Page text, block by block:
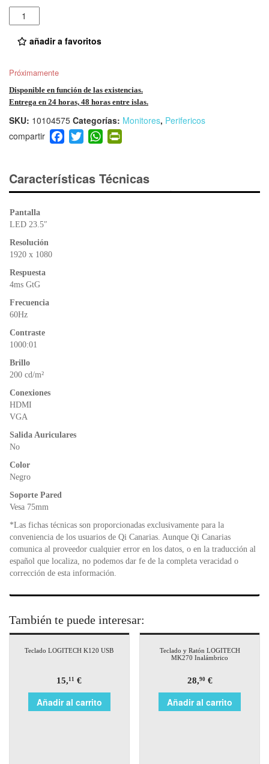
Cantidad
añadir a favoritos
Próximamente
Disponible en función de las existencias.
Entrega en 24 horas, 48 horas entre islas.
SKU: 10104575 Categorías: Monitores, Perifericos
F
a
e
b
T
wi
er
W
h
s
A
ri
e
Características Técnicas
Pantalla
LED 23.5″
Resolución
1920 x 1080
Respuesta
4ms GtG
Frecuencia
60Hz
Contraste
1000:01
Brillo
200 cd/m²
Conexiones
HDMI
VGA
Salida Auriculares
No
Color
Negro
Soporte Pared
Vesa 75mm
*Las fichas técnicas son proporcionadas exclusivamente para la
conveniencia de los usuarios de Qi Canarias. Aunque Qi Canarias
comunica al proveedor cualquier error en los datos, o en la traducción al
español que localiza, no podemos dar fe de la completa veracidad o
corrección de esta información.
También te puede interesar:
Teclado LOGITECH K120 USB
15,11 €
Añadir al carrito
Teclado y Ratón LOGITECH
MK270 Inalámbrico
28,90€
Añadir al carrito